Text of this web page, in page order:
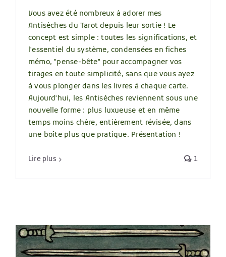
Vous avez été nombreux à adorer mes
Antisèches du Tarot depuis leur sortie ! Le
concept est simple : toutes les significations, et
l'essentiel du système, condensées en fiches
mémo, "pense-bête" pour accompagner vos
tirages en toute simplicité, sans que vous ayez
à vous plonger dans les livres à chaque carte.
Aujourd'hui, les Antisèches reviennent sous une
nouvelle forme : plus luxueuse et en même
temps moins chère, entièrement révisée, dans
une boîte plus que pratique. Présentation !
Lire plus 1